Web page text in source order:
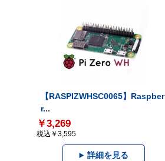
【RASPIZWHSC0065】Raspber
r...
￥3,269
税込￥3,595
詳細を見る